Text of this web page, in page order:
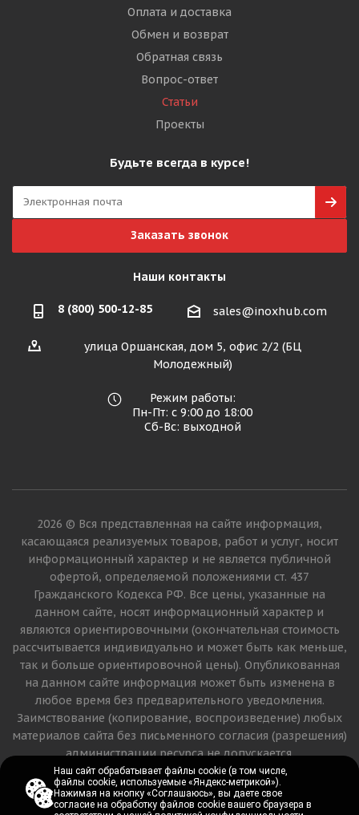
Оплата и доставка
Обмен и возврат
Обратная связь
Вопрос-ответ
Статьи
Проекты
Будьте всегда в курсе!
Заказать звонок
Наши контакты
8 (800) 500-12-85 sales@inoxhub.com
улица Оршанская, дом 5, офис 2/2 (БЦ
Молодежный)
Режим работы:
Пн-Пт: с 9:00 до 18:00
Сб-Вс: выходной
2026 © Вся представленная на сайте информация,
касающаяся реализуемых товаров, работ и услуг, носит
информационный характер и не является публичной
офертой, определяемой положениями ст. 437
Гражданского Кодекса РФ. Все цены, указанные на
данном сайте, носят информационный характер и
являются ориентировочными (окончательная стоимость
рассчитывается индивидуально и может быть как меньше,
так и больше ориентировочной цены). Опубликованная
на данном сайте информация может быть изменена в
любое время без предварительного уведомления.
Заимствование (копирование, воспроизведение) любых
материалов сайта без письменного согласия (разрешения)
администрации ресурса не допускается.
Версия для печати
Наш сайт обрабатывает файлы cookie (в том числе,
файлы cookie, используемые «Яндекс-метрикой»).
Нажимая на кнопку «Соглашаюсь», вы даете свое
согласие на обработку файлов cookie вашего браузера в
Наш сайт обрабатывает файлы cookie (в том числе,
файлы cookie, используемые «Яндекс-метрикой»).
Нажимая на кнопку «Соглашаюсь», вы даете свое
согласие на обработку файлов cookie вашего браузера в